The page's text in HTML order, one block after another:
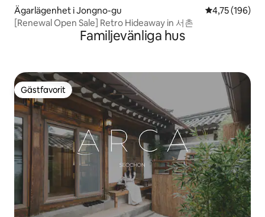
Ägarlägenhet i Jongno-gu 4,75 av 5 i
4,75 (196)
[Renewal Open Sale] Retro Hideaway in 서촌
Familjevänliga hus
Gästfavorit
Gästfavorit